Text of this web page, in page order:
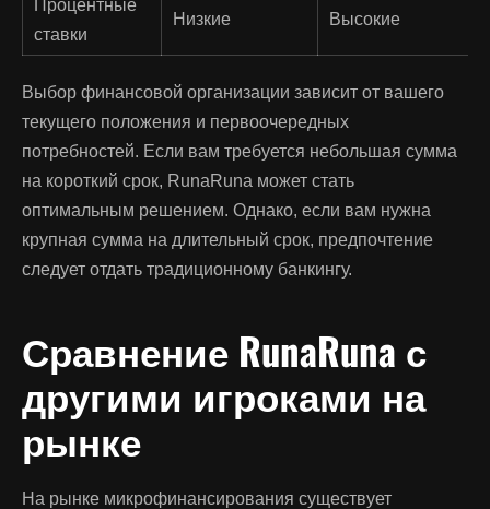
Процентные
ставки
Низкие Высокие
Выбор финансовой организации зависит от вашего
текущего положения и первоочередных
потребностей. Если вам требуется небольшая сумма
на короткий срок, RunaRuna может стать
оптимальным решением. Однако, если вам нужна
крупная сумма на длительный срок, предпочтение
следует отдать традиционному банкингу.
Сравнение RunaRuna с
другими игроками на
рынке
На рынке микрофинансирования существует